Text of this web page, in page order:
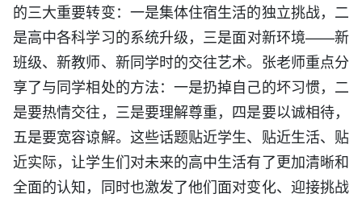
的三大重要转变：一是集体住宿生活的独立挑战，二
是高中各科学习的系统升级，三是面对新环境——新
班级、新教师、新同学时的交往艺术。张老师重点分
享了与同学相处的方法：一是扔掉自己的坏习惯，二
是要热情交往，三是要理解尊重，四是要以诚相待，
五是要宽容谅解。这些话题贴近学生、贴近生活、贴
近实际，让学生们对未来的高中生活有了更加清晰和
全面的认知，同时也激发了他们面对变化、迎接挑战